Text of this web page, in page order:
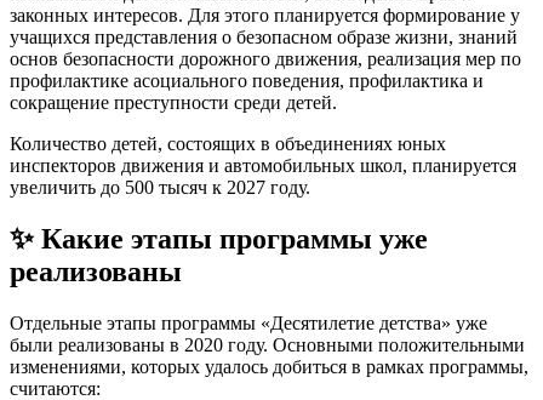
законных интересов. Для этого планируется формирование у
учащихся представления о безопасном образе жизни, знаний
основ безопасности дорожного движения, реализация мер по
профилактике асоциального поведения, профилактика и
сокращение преступности среди детей.
Количество детей, состоящих в объединениях юных
инспекторов движения и автомобильных школ, планируется
увеличить до 500 тысяч к 2027 году.
✨ Какие этапы программы уже
реализованы
Отдельные этапы программы «Десятилетие детства» уже
были реализованы в 2020 году. Основными положительными
изменениями, которых удалось добиться в рамках программы,
считаются: